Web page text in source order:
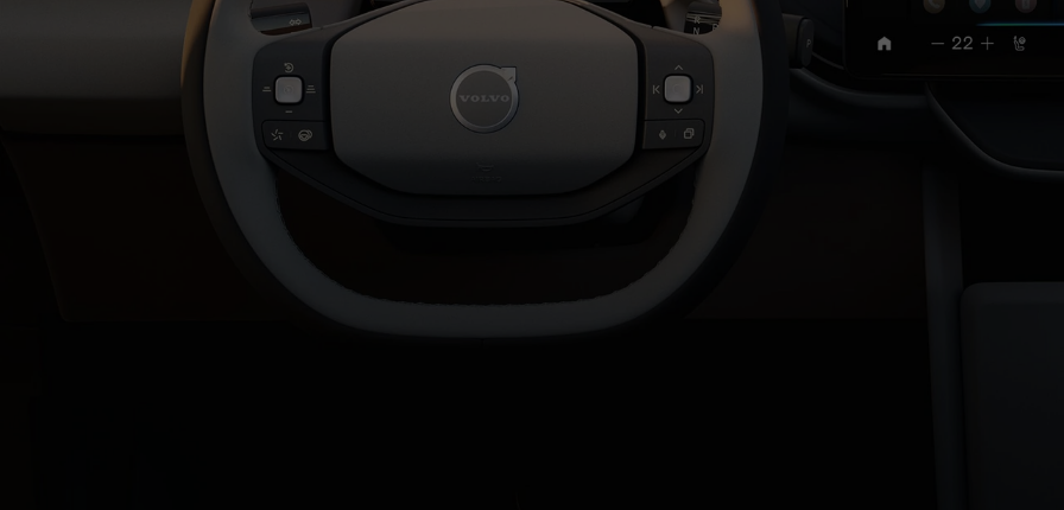
Volvo EX60
est entièrement électrique, plus intelligente que jamais et presque prête à devenir votre